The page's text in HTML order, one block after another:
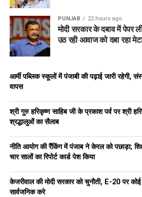
PUNJAB 22 hours ago
मोदी सरकार के दबाव में
उठ रही आवाज को दबा रहा
आर्मी पब्लिक स्कूलों में पंजाबी की पढ़ाई जारी रहेगी,
वापस
श्री गुरु हरिकृष्ण साहिब जी के प्रकाश पर्व पर श्री
श्रद्धालुओं का सैलाब
नीति आयोग की रैंकिंग में पंजाब ने केरल को पछाड़ा;
चार सालों का रिपोर्ट कार्ड पेश किया
केजरीवाल की मोदी सरकार को चुनौती, E-20 पर कोई
सार्वजनिक करे